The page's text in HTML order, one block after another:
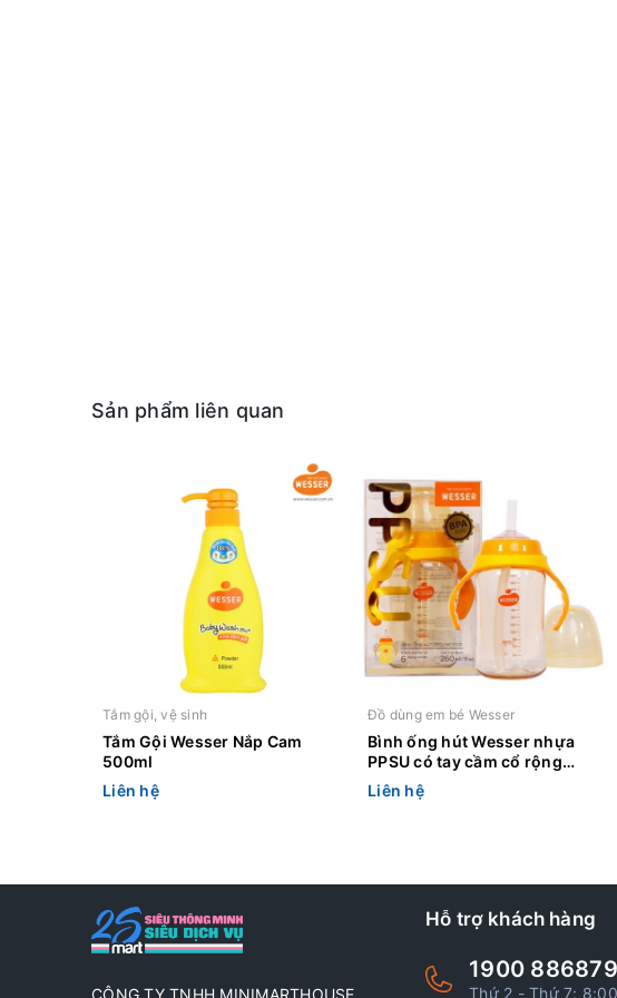
Sản phẩm liên quan
Tắm gội, vệ sinh
Tắm Gội Wesser Nắp Cam
500ml
Liên hệ
Đồ dùng em bé Wesser
Bình ống hút Wesser nhựa
PPSU có tay cầm cổ rộng
260ml
Liên hệ
CÔNG TY TNHH MINIMARTHOUSE
Hỗ trợ khách hàng
1900 886879
Thứ 2 - Thứ 7: